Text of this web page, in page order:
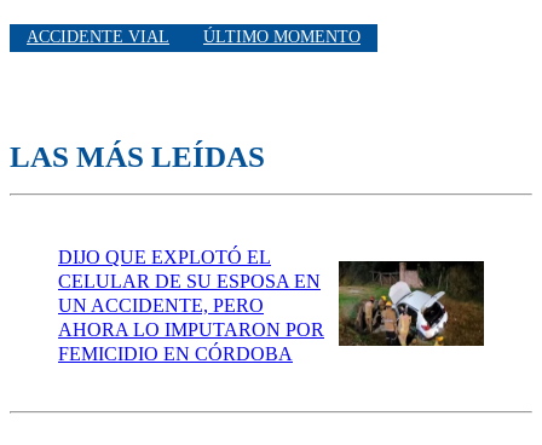
ACCIDENTE VIAL ÚLTIMO MOMENTO
LAS MÁS LEÍDAS
DIJO QUE EXPLOTÓ EL
CELULAR DE SU ESPOSA EN
UN ACCIDENTE, PERO
AHORA LO IMPUTARON POR
FEMICIDIO EN CÓRDOBA